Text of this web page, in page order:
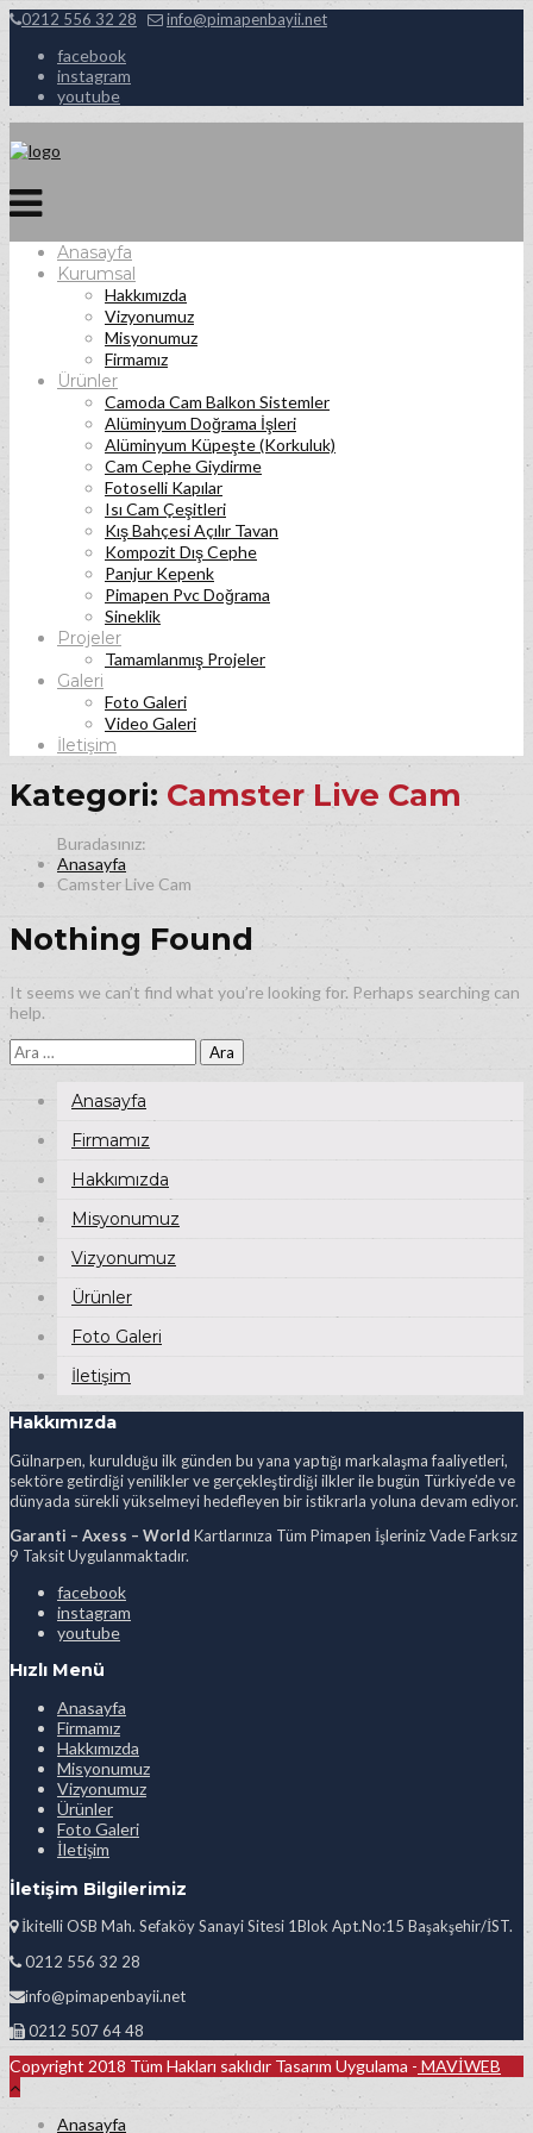
0212 556 32 28 info@pimapenbayii.net
facebook
instagram
youtube
Anasayfa
Kurumsal
Hakkımızda
Vizyonumuz
Misyonumuz
Firmamız
Ürünler
Camoda Cam Balkon Sistemler
Alüminyum Doğrama İşleri
Alüminyum Küpeşte (Korkuluk)
Cam Cephe Giydirme
Fotoselli Kapılar
Isı Cam Çeşitleri
Kış Bahçesi Açılır Tavan
Kompozit Dış Cephe
Panjur Kepenk
Pimapen Pvc Doğrama
Sineklik
Projeler
Tamamlanmış Projeler
Galeri
Foto Galeri
Video Galeri
İletişim
Kategori: Camster Live Cam
Anasayfa
Camster Live Cam
Nothing Found
It seems we can’t find what you’re looking for. Perhaps searching can
help.
Arama:
Anasayfa
Firmamız
Hakkımızda
Misyonumuz
Vizyonumuz
Ürünler
Foto Galeri
İletişim
Hakkımızda
Gülnarpen, kurulduğu ilk günden bu yana yaptığı markalaşma faaliyetleri,
sektöre getirdiği yenilikler ve gerçekleştirdiği ilkler ile bugün Türkiye’de ve
dünyada sürekli yükselmeyi hedefleyen bir istikrarla yoluna devam ediyor.
Garanti – Axess – World Kartlarınıza Tüm Pimapen İşleriniz Vade Farksız
9 Taksit Uygulanmaktadır.
facebook
instagram
youtube
Hızlı Menü
Anasayfa
Firmamız
Hakkımızda
Misyonumuz
Vizyonumuz
Ürünler
Foto Galeri
İletişim
İletişim Bilgilerimiz
İkitelli OSB Mah. Sefaköy Sanayi Sitesi 1Blok Apt.No:15 Başakşehir/İST.
0212 556 32 28
info@pimapenbayii.net
0212 507 64 48
Copyright 2018 Tüm Hakları saklıdır Tasarım Uygulama - MAVİWEB
Anasayfa